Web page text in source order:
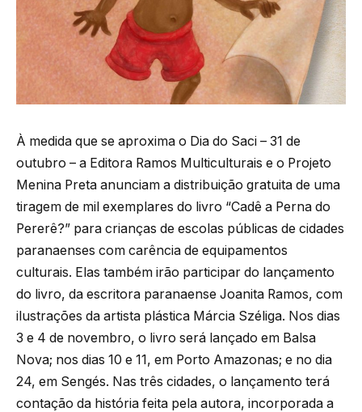
À medida que se aproxima o Dia do Saci – 31 de
outubro – a Editora Ramos Multiculturais e o Projeto
Menina Preta anunciam a distribuição gratuita de uma
tiragem de mil exemplares do livro “Cadê a Perna do
Pererê?” para crianças de escolas públicas de cidades
paranaenses com carência de equipamentos
culturais. Elas também irão participar do lançamento
do livro, da escritora paranaense Joanita Ramos, com
ilustrações da artista plástica Márcia Széliga. Nos dias
3 e 4 de novembro, o livro será lançado em Balsa
Nova; nos dias 10 e 11, em Porto Amazonas; e no dia
24, em Sengés. Nas três cidades, o lançamento terá
contação da história feita pela autora, incorporada a